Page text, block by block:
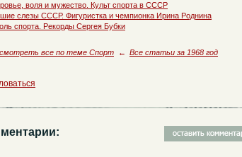
воля и мужество. Культ спорта в СССР
слезы СССР. Фигуристка и чемпионка Ирина Роднина
спорта. Рекорды Сергея Бубки
все по теме Спорт ← Все статьи за 1968 год